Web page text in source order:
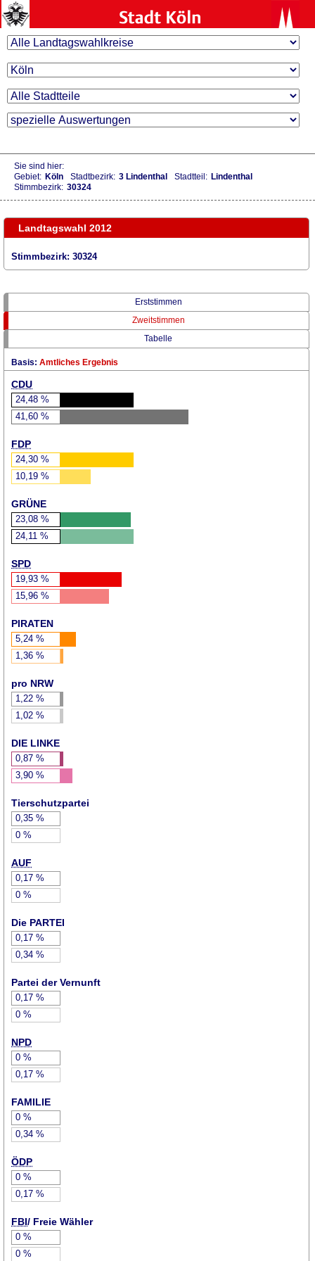
Sie sind hier:
Gebiet: Köln Stadtbezirk: 3 Lindenthal Stadtteil: Lindenthal
Stimmbezirk: 30324
Landtagswahl 2012
Stimmbezirk: 30324
Erststimmen
Zweitstimmen
Tabelle
Basis: Amtliches Ergebnis
CDU
24,48 %
41,60 %
FDP
24,30 %
10,19 %
GRÜNE
23,08 %
24,11 %
SPD
19,93 %
15,96 %
PIRATEN
5,24 %
1,36 %
pro NRW
1,22 %
1,02 %
DIE LINKE
0,87 %
3,90 %
Tierschutzpartei
0,35 %
0 %
AUF
0,17 %
0 %
Die PARTEI
0,17 %
0,34 %
Partei der Vernunft
0,17 %
0 %
NPD
0 %
0,17 %
FAMILIE
0 %
0,34 %
ÖDP
0 %
0,17 %
FBI/ Freie Wähler
0 %
0 %